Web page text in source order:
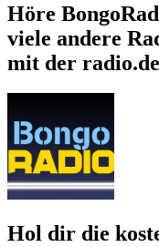
Höre
viele andere
mit der
Hol dir die